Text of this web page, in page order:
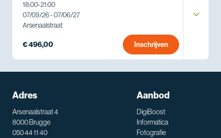
18:00-21:00
07/09/26 - 07/06/27
Arsenaalstraat
€ 496,00 Inschrijven
Adres
Arsenaalstraat 4
8000 Brugge
050 44 11 40
Aanbod
DigiBoost
Informatica
Fotografie